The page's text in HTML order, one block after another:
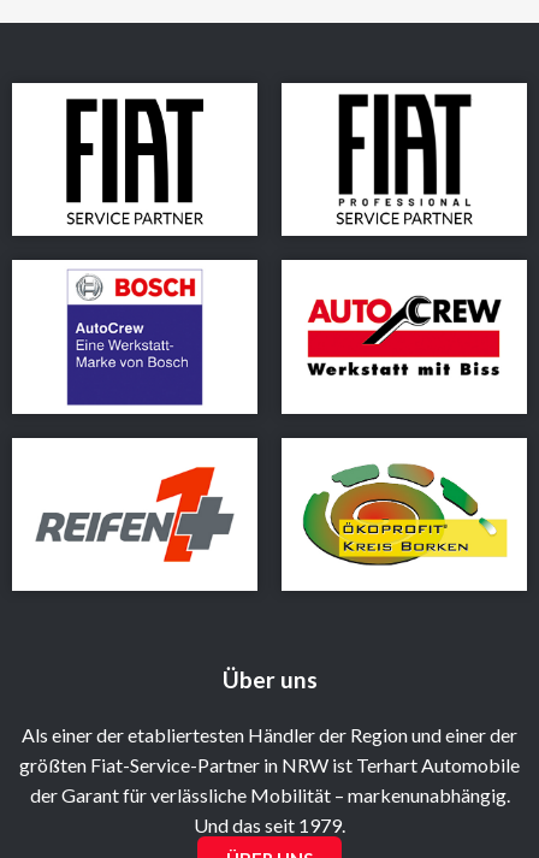
Über uns
Als einer der etabliertesten Händler der Region und einer der
größten Fiat-Service-Partner in NRW ist Terhart Automobile
der Garant für verlässliche Mobilität – markenunabhängig.
Und das seit 1979.